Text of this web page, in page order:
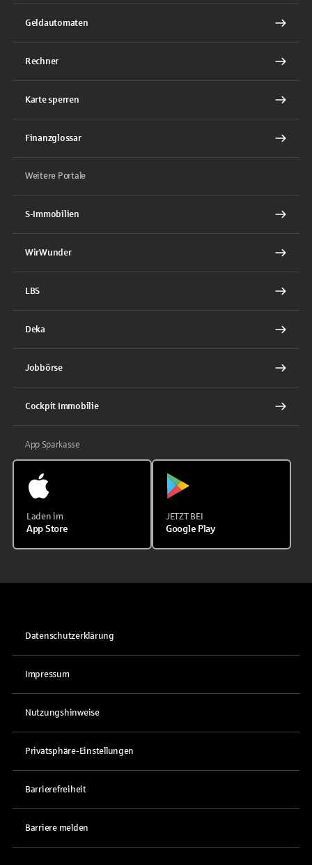
Geldautomaten
Rechner
Karte sperren
Finanzglossar
Weitere Portale
S-Immobilien
WirWunder
LBS
Deka
Jobbörse
Cockpit Immobilie
App Sparkasse
Laden im
App Store
JETZT BEI
Google Play
Datenschutzerklärung
Impressum
Nutzungshinweise
Privatsphäre-Einstellungen
Barrierefreiheit
Barriere melden